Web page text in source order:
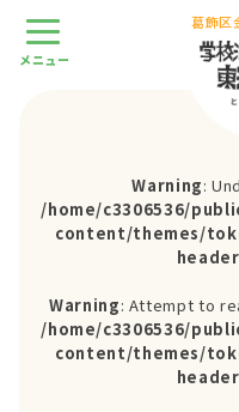
葛飾区
Warning:
/home/c3306536/
content/themes/
Warning: Attempt to
/home/c3306536/
content/themes/